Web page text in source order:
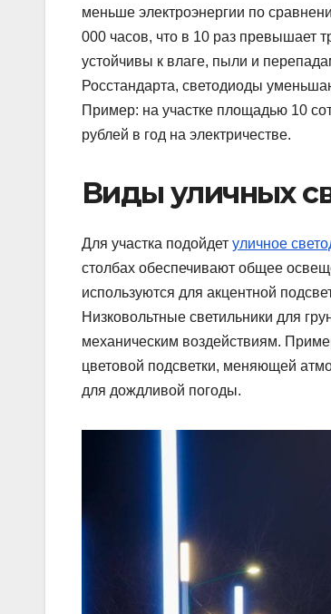
меньше электроэнергии по
000 часов, что в 10 раз превышает
устойчивы к влаге, пыли и
Росстандарта, светодиоды
Пример: на участке площадью 10
рублей в год на электричестве.
Виды уличных
Для участка подойдет уличное
столбах обеспечивают общее
используются для акцентной
Низковольтные светильники для
механическим воздействиям.
цветовой подсветки, меняющей
для дождливой погоды.